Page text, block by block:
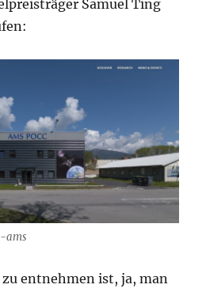
Samuel Ting
ams
entnehmen ist, ja, man